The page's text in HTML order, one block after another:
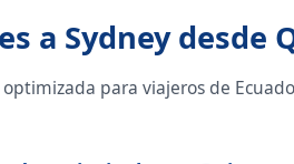
a Sydney desde
para viajeros de